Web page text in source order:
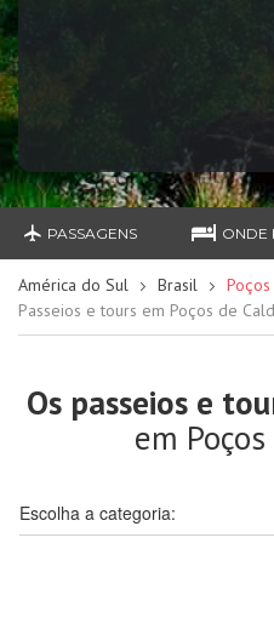
PASSAGENS ONDE
América do Sul Brasil
Passeios e tours em Poços de
Os passeios e
em
Escolha a categoria: